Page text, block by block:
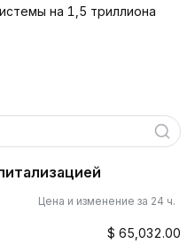
на 1,5 триллиона
Цена и изменение за 24 ч.
$ 65,032.00